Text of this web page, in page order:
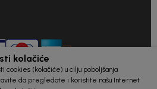
kolačiće
cookies (kolačiće) u cilju poboljšanja
da pregledate i koristite našu Internet